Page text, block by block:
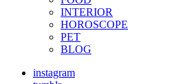
INTERIOR
HOROSCOPE
PET
BLOG
instagram